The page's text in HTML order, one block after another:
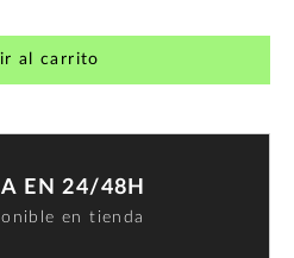
al carrito
EN 24/48H
en tienda